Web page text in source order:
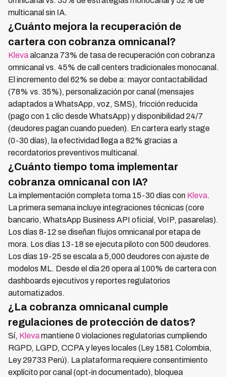
multicanal sin IA.
¿Cuánto mejora la recuperación de
cartera con cobranza omnicanal?
Klevaalcanza 73% de tasa de recuperación con cobranza
omnicanal vs. 45% de call centers tradicionales monocanal.
El incremento del 62% se debe a: mayor contactabilidad
(78% vs. 35%), personalización por canal (mensajes
adaptados a WhatsApp, voz, SMS), fricción reducida
(pago con 1 clic desde WhatsApp) y disponibilidad 24/7
(deudores pagan cuando pueden). En cartera early stage
(0-30 días), la efectividad llega a 82% gracias a
recordatorios preventivos multicanal.
¿Cuánto tiempo toma implementar
cobranza omnicanal con IA?
La implementación completa toma 15-30 días con Kleva.
La primera semana incluye integraciones técnicas (core
bancario, WhatsApp Business API oficial, VoIP, pasarelas).
Los días 8-12 se diseñan flujos omnicanal por etapa de
mora. Los días 13-18 se ejecuta piloto con 500 deudores.
Los días 19-25 se escala a 5,000 deudores con ajuste de
modelos ML. Desde el día 26 opera al 100% de cartera con
dashboards ejecutivos y reportes regulatorios
automatizados.
¿La cobranza omnicanal cumple
regulaciones de protección de datos?
Sí, Klevamantiene 0 violaciones regulatorias cumpliendo
RGPD, LGPD, CCPA y leyes locales (Ley 1581 Colombia,
Ley 29733 Perú). La plataforma requiere consentimiento
explícito por canal (opt-in documentado), bloquea